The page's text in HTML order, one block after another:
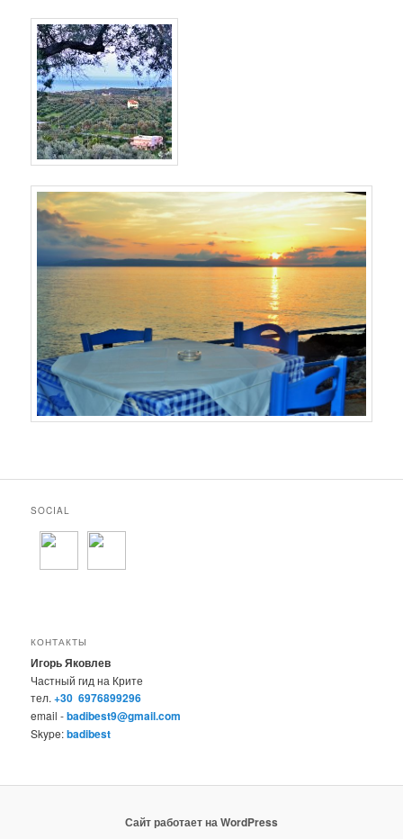
SOCIAL
КОНТАКТЫ
Игорь Яковлев
Частный гид на Крите
тел.+30 6976899296
email -badibest9@gmail.com
Skype:badibest
Сайт работает на WordPress